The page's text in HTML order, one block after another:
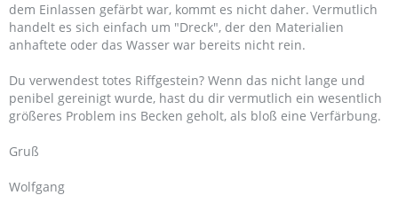
dem Einlassen gefärbt war, kommt es nicht daher. Vermutlich
handelt es sich einfach um "Dreck", der den Materialien
anhaftete oder das Wasser war bereits nicht rein.
Du verwendest totes Riffgestein? Wenn das nicht lange und
penibel gereinigt wurde, hast du dir vermutlich ein wesentlich
größeres Problem ins Becken geholt, als bloß eine Verfärbung.
Gruß
Wolfgang